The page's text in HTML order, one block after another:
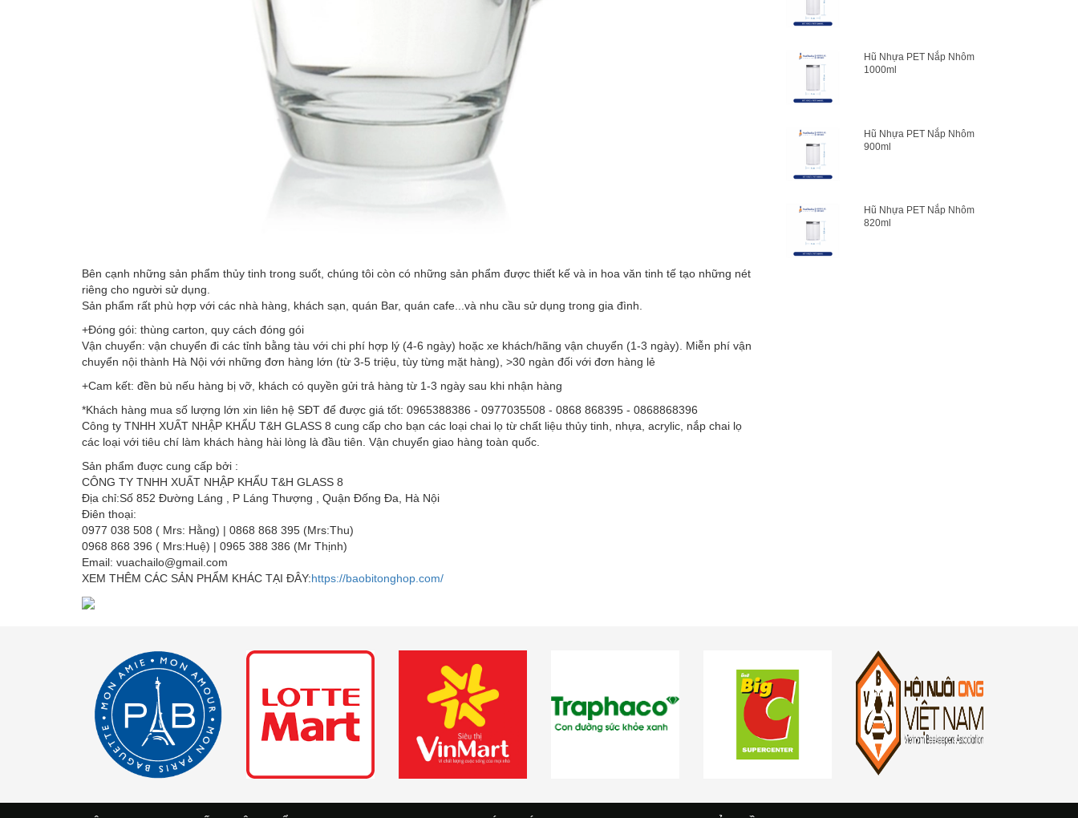
Bên cạnh những sản phẩm thủy tinh trong suốt, chúng tôi còn có những sản phẩm được thiết kế và in hoa văn tinh tế tạo những nét
riêng cho người sử dụng.
Sản phẩm rất phù hợp với các nhà hàng, khách sạn, quán Bar, quán cafe...và nhu cầu sử dụng trong gia đình.
+Đóng gói: thùng carton, quy cách đóng gói
Vận chuyển: vận chuyển đi các tỉnh bằng tàu với chi phí hợp lý (4-6 ngày) hoặc xe khách/hãng vận chuyển (1-3 ngày). Miễn phí vận
chuyển nội thành Hà Nội với những đơn hàng lớn (từ 3-5 triệu, tùy từng mặt hàng), >30 ngàn đối với đơn hàng lẻ
+Cam kết: đền bù nếu hàng bị vỡ, khách có quyền gửi trả hàng từ 1-3 ngày sau khi nhận hàng
*Khách hàng mua số lượng lớn xin liên hệ SĐT để được giá tốt: 0965388386 - 0977035508 - 0868 868395 - 0868868396
Công ty TNHH XUẤT NHẬP KHẨU T&H GLASS 8 cung cấp cho bạn các loại chai lọ từ chất liệu thủy tinh, nhựa, acrylic, nắp chai lọ
các loại với tiêu chí làm khách hàng hài lòng là đầu tiên. Vận chuyển giao hàng toàn quốc.
Sản phẩm đuợc cung cấp bởi :
CÔNG TY TNHH XUẤT NHẬP KHẨU T&H GLASS 8
Địa chỉ:Số 852 Đường Láng , P Láng Thượng , Quận Đống Đa, Hà Nội
Điên thoại:
0977 038 508 ( Mrs: Hằng) | 0868 868 395 (Mrs:Thu)
0968 868 396 ( Mrs:Huệ) | 0965 388 386 (Mr Thịnh)
Email: vuachailo@gmail.com
XEM THÊM CÁC SẢN PHẨM KHÁC TẠI ĐÂY:https://baobitonghop.com/
Hũ Nhựa PET Nắp Nhôm
1000ml
Hũ Nhựa PET Nắp Nhôm
900ml
Hũ Nhựa PET Nắp Nhôm
820ml